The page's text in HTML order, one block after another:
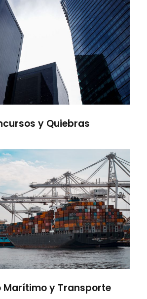
y Quiebras
y Quiebras
Marítimo y Transporte
Marítimo y Transporte